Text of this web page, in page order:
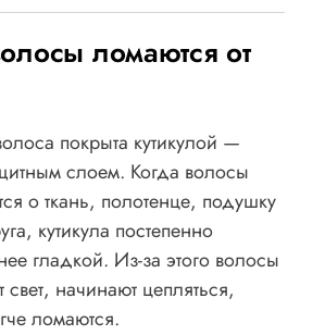
ломаются от
покрыта кутикулой —
слоем. Когда волосы
о ткань, полотенце, подушку
кутикула постепенно
гладкой. Из-за этого волосы
начинают цепляться,
ломаются.